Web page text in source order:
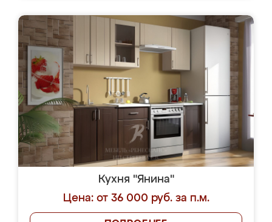
Кухня "Янина"
Цена: от 36 000 руб. за п.м.